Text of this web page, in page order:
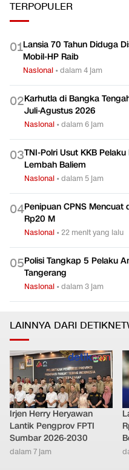
TERPOPULER
01Lansia 70 Tahun Diduga
Mobil-HP Raib
Nasional •dalam 4 jam
02Karhutla di Bangka
Juli-Agustus 2026
Nasional •dalam 6 jam
03TNI-Polri Usut KKB
Lembah Baliem
Nasional •dalam 5 jam
04Penipuan CPNS Mencuat
Rp20 M
Nasional •22 menit yang lalu
05Polisi Tangkap 5 Pelaku
Tangerang
Nasional •dalam 3 jam
LAINNYA DARI
Irjen Herry Heryawan
Lantik Pengprov FPTI
Sumbar 2026-2030
dalam 7 jam